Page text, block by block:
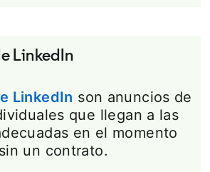
LinkedIn
LinkedIn son anuncios de
que llegan a las
en el momento
un contrato.